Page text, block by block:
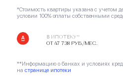
*Стоимость квартиры указана с учетом
условии 100% оплаты собственными
В ИПОТЕКУ**
ОТ 47 738 РУБ./МЕС.
**Информацию о банках и условиях
на странице ипотеки